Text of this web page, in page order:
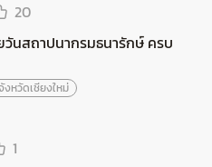
20
สถาปนากรมธนารักษ์ ครบ
หวัดเชียงใหม่
1